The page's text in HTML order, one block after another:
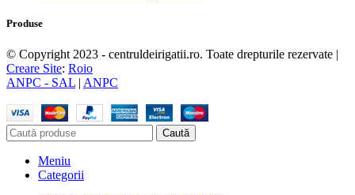
Produse
© Copyright 2023 - centruldeirigatii.ro. Toate drepturile rezervate |
Creare Site: Roio
ANPC - SAL | ANPC
Caută
Meniu
Categorii